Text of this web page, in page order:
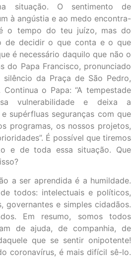
situação. O sentimento de
à angústia e ao medo encontra-
o tempo do teu juízo, mas do
de decidir o que conta e o que
é necessário daquilo que não o
do Papa Francisco, pronunciado
da Praça de São Pedro,
o Papa: “A tempestade
vulnerabilidade e deixa a
supérfluas seguranças com que
programas, os nossos projetos,
É possível que tiremos
e de toda essa situação. Que
a ser aprendida é a humildade.
todos: intelectuais e políticos,
governantes e simples cidadãos.
Em resumo, somos todos
de ajuda, de companhia, de
que se sentir onipotente!
coronavírus, é mais difícil sê-lo.